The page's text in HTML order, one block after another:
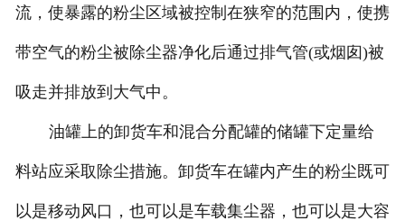
流，使暴露的粉尘区域被控制在狭窄的范围内，使携
带空气的粉尘被除尘器净化后通过排气管(或烟囱)被
吸走并排放到大气中。
油罐上的卸货车和混合分配罐的储罐下定量给
料站应采取除尘措施。卸货车在罐内产生的粉尘既可
以是移动风口，也可以是车载集尘器，也可以是大容